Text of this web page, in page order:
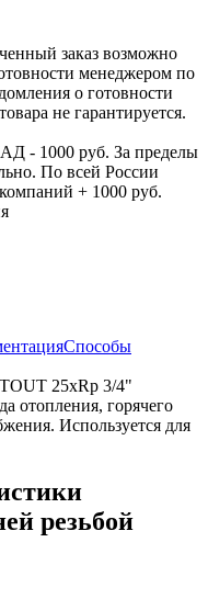
заказ возможно
менеджером по
о готовности
не гарантируется.
- 1000 руб. За пределы
По всей России
+ 1000 руб.
Способы
25xRp 3/4"
отопления, горячего
Используется для
резьбой